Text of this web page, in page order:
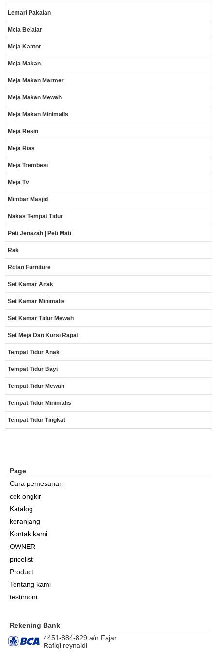
Lemari Pakaian
Meja Belajar
Meja Kantor
Meja Makan
Meja Makan Marmer
Meja Makan Mewah
Meja Makan Minimalis
Meja Resin
Meja Rias
Meja Trembesi
Meja Tv
Mimbar Masjid
Nakas Tempat Tidur
Peti Jenazah | Peti Mati
Rak
Rotan Furniture
Set Kamar Anak
Set Kamar Minimalis
Set Kamar Tidur Mewah
Set Meja Dan Kursi Rapat
Tempat Tidur Anak
Tempat Tidur Bayi
Tempat Tidur Mewah
Tempat Tidur Minimalis
Tempat Tidur Tingkat
Page
Cara pemesanan
cek ongkir
Katalog
keranjang
Kontak kami
OWNER
pricelist
Product
Tentang kami
testimoni
Rekening Bank
4451-884-829 a/n Fajar
Rafiqi reynaldi